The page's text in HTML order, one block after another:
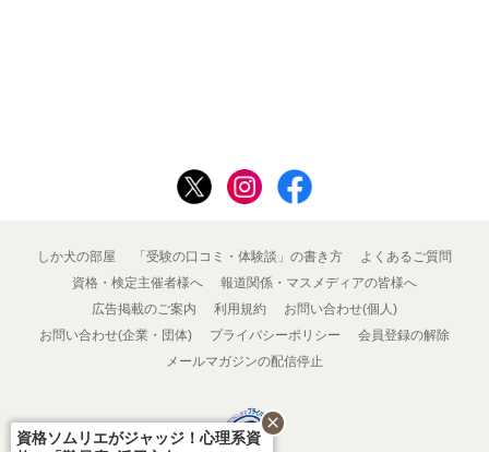
しか犬の部屋 「受験の口コミ・体験談」の書き方
よくあるご質問
資格・検定主催者様へ
報道関係・マスメディアの皆様へ
広告掲載のご案内
利用規約
お問い合わせ(個人)
お問い合わせ(企業・団体)
プライバシーポリシー
会員登録の解除
メールマガジンの配信停止
資格ソムリエがジャッジ！心理系資
close